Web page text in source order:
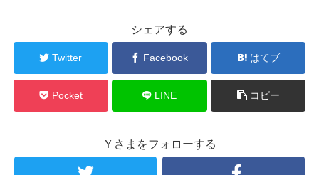
シェアする
Twitter Facebook はてブ
Pocket LINE コピー
Ｙさまをフォローする